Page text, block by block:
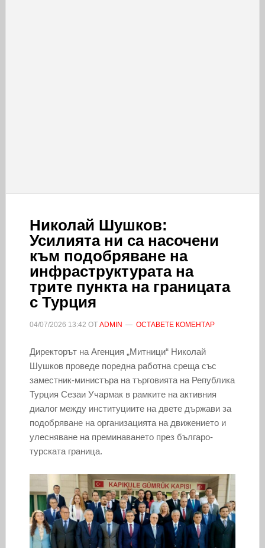
Николай Шушков:
Усилията ни са насочени
към подобряване на
инфраструктурата на
трите пункта на границата
с Турция
04/07/2026 13:42 ОТ ADMIN ОСТАВЕТЕ КОМЕНТАР
Директорът на Агенция „Митници“ Николай
Шушков проведе поредна работна среща със
заместник-министъра на търговията на Република
Турция Сезаи Учармак в рамките на активния
диалог между институциите на двете държави за
подобряване на организацията на движението и
улесняване на преминаването през българо-
турската граница.